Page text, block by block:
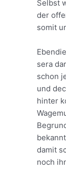
Selbst
der
somit
sera
schon
und
hinter
damit
noch